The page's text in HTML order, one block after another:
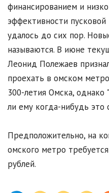
финансированием и
эффективности
удалось до сих пор.
называются. В июне
Леонид Полежаев
проехать в омском
300-летия Омска, однако
ли ему когда-нибудь это
Предположительно, на
омского метро
рублей.